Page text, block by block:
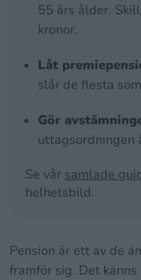
55 års ålder.
kronor.
Låt
slår de flesta
Gör
uttagsordningen
Se vår samlade
helhetsbild.
Pension är ett av de
framför sig. Det